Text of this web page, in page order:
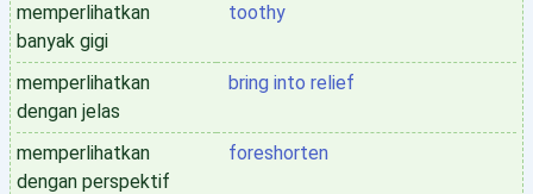
memperlihatkan
banyak gigi
toothy
memperlihatkan
dengan jelas
bring into relief
memperlihatkan
dengan perspektif
foreshorten